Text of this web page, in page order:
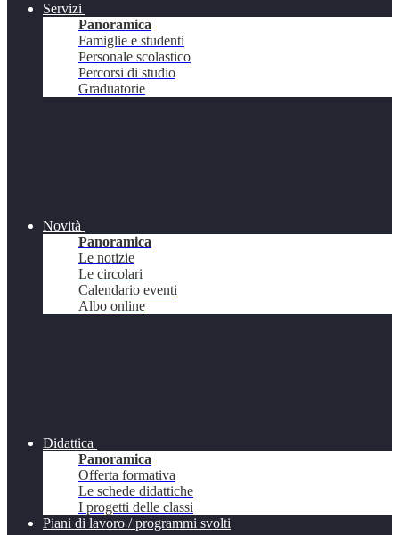
Servizi
Panoramica
Famiglie e studenti
Personale scolastico
Percorsi di studio
Graduatorie
Novità
Panoramica
Le notizie
Le circolari
Calendario eventi
Albo online
Didattica
Panoramica
Offerta formativa
Le schede didattiche
I progetti delle classi
Piani di lavoro / programmi svolti